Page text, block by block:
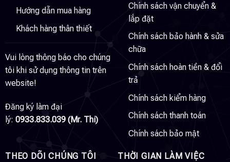
Hướng dẫn mua hàng
Khách hàng thân thiết
Vui lòng thông báo cho chúng
tôi khi sử dụng thông tin trên
website!
Đăng ký làm đại
lý: 0933.833.039 (Mr. Thi)
Chính sách vận chuyển &
lắp đặt
Chính sách bảo hành & sửa
chữa
Chính sách hoàn tiền & đổi
trả
Chính sách kiểm hàng
Chính sách thanh toán
Chính sách bảo mật
THEO DÕI CHÚNG TÔI THỜI GIAN LÀM VIỆC